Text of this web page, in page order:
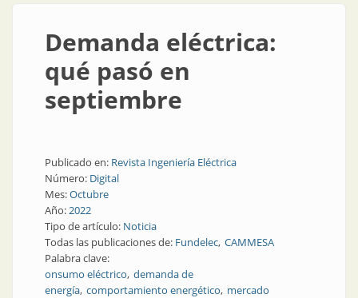
Demanda eléctrica:
qué pasó en
septiembre
Publicado en: Revista Ingeniería Eléctrica
Número: Digital
Mes:Octubre
Año:2022
Tipo de artículo: Noticia
Todas las publicaciones de: Fundelec CAMMESA
Palabra clave:
onsumo eléctrico demanda de
energía comportamiento energético mercado